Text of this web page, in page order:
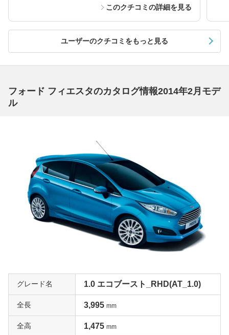
このクチコミの詳細を見る
ユーザーのクチコミをもっと見る
フォード フィエスタのカタログ情報2014年2月モデ
ル
グレード名 1.0 エコブースト_RHD(AT_1.0)
全長 3,995 mm
全高 1,475 mm